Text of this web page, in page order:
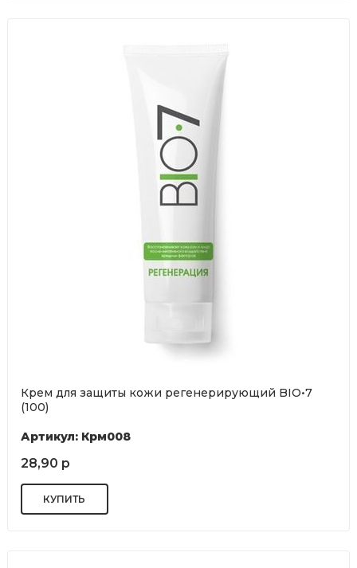
Крем для защиты кожи регенерирующий BIO•7
(100)
Артикул: Крм008
28,90 р